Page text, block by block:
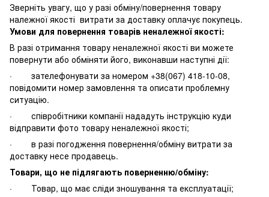
Зверніть увагу, що у разі обміну/повернення товару
належної якості витрати за доставку оплачує покупець.
Умови для повернення товарів неналежної якості:
В разі отримання товару неналежної якості ви можете
повернути або обміняти його, виконавши наступні дії:
· зателефонувати за номером +38(067) 418-10-08,
повідомити номер замовлення та описати проблемну
ситуацію.
· співробітники компанії нададуть інструкцію куди
відправити фото товару неналежної якості;
· в разі погодження повернення/обміну витрати за
доставку несе продавець.
Товари, що не підлягають поверненню/обміну:
· Товар, що має сліди зношування та експлуатації;